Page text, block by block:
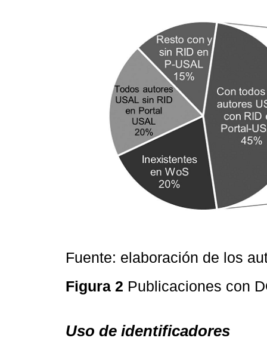
Fuente: elaboración de los
Figura 2 Publicaciones con
Uso de identificadores